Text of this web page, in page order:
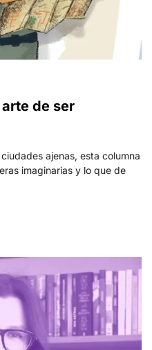
de ser
ajenas, esta columna
imaginarias y lo que de